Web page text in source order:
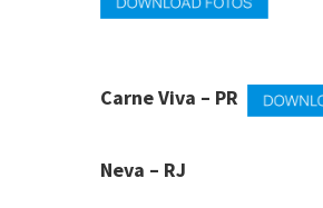
Carne Viva – PR
Neva – RJ